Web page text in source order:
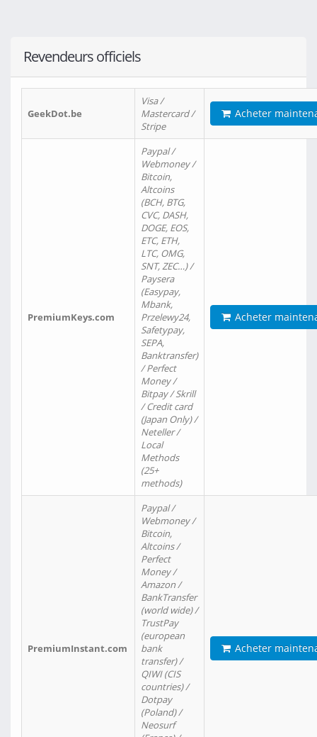
Revendeurs officiels
GeekDot.be
Visa /
Mastercard /
Stripe
Acheter
PremiumKeys.com
Paypal /
Webmoney /
Bitcoin,
Altcoins
(BCH, BTG,
CVC, DASH,
DOGE, EOS,
ETC, ETH,
LTC, OMG,
SNT, ZEC…) /
Paysera
(Easypay,
Mbank,
Przelewy24,
Safetypay,
SEPA,
Banktransfer)
/ Perfect
Money /
Bitpay / Skrill
/ Credit card
(Japan Only) /
Neteller /
Local
Methods
(25+
methods)
Acheter
PremiumInstant.com
Paypal /
Webmoney /
Bitcoin,
Altcoins /
Perfect
Money /
Amazon /
BankTransfer
(world wide) /
TrustPay
(european
bank
transfer) /
QIWI (CIS
countries) /
Dotpay
(Poland) /
Neosurf
Acheter